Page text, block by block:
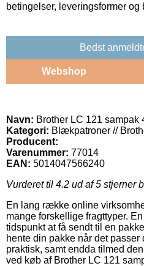
betingelser, leveringsformer
Bedst
Webshop
Navn: Brother LC 121 sampak
Kategori: Blækpatroner //
Producent:
Varenummer: 77014
EAN: 5014047566240
Vurderet til 4.2 ud af 5 stjerner
En lang række online
mange forskellige fragttyper.
tidspunkt at få sendt til en
hente din pakke når det
praktisk, samt endda tilmed
ved køb af Brother LC 121